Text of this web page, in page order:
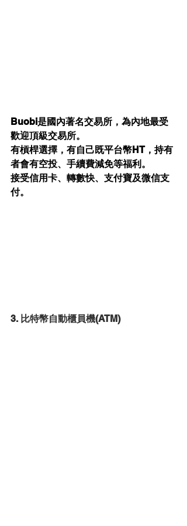
Buobi是國內著名交易所，為內地最受
歡迎頂級交易所。
有槓桿選擇，有自己既平台幣HT，持有
者會有空投、手續費減免等福利。
接受信用卡、轉數快、支付寶及微信支
付。
3. 比特幣自動櫃員機(ATM)